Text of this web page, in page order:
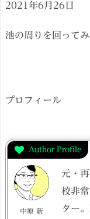
2021年6月26日
池の周りを回ってみ
プロフィール
Author Profile
中原 新
元・
校非
ター